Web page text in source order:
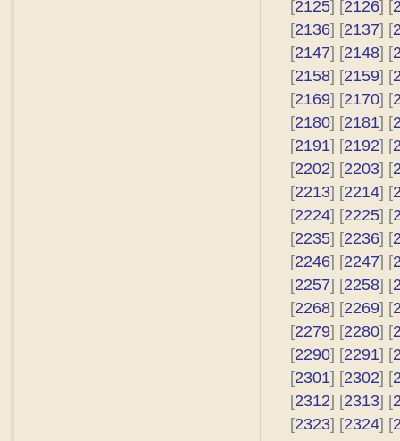
[2125] [2126] [
[2136] [2137] [
[2147] [2148] [
[2158] [2159] [
[2169] [2170] [
[2180] [2181] [
[2191] [2192] [
[2202] [2203] [
[2213] [2214] [
[2224] [2225] [
[2235] [2236] [
[2246] [2247] [
[2257] [2258] [
[2268] [2269] [
[2279] [2280] [
[2290] [2291] [
[2301] [2302] [
[2312] [2313] [
[2323] [2324] [